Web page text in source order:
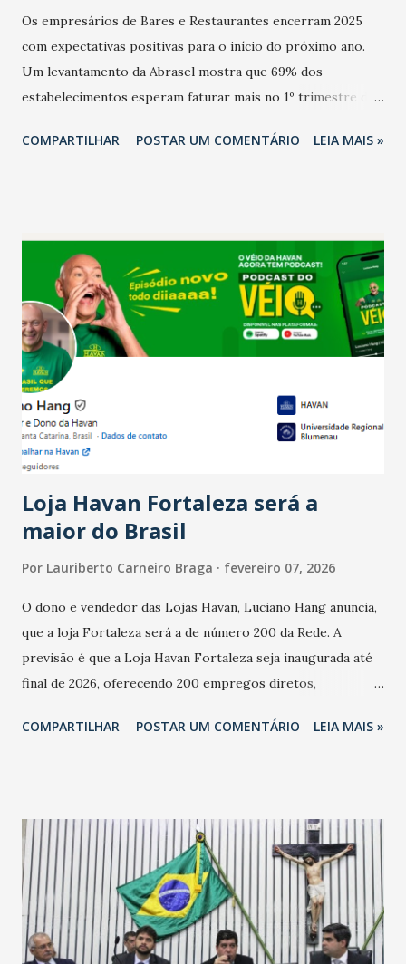
Os empresários de Bares e Restaurantes encerram 2025
com expectativas positivas para o início do próximo ano.
Um levantamento da Abrasel mostra que 69% dos
estabelecimentos esperam faturar mais no 1º trimestre de
relação ao último trimestre deste ano, 56% também
confraternizações de fim de ano e pelo pagamento do 13º
Salário para um número maior de trabalhadores, já que o
país tem a menor taxa de desemprego dos anos recentes.
Ainda segundo a Pesquisa, em novembro de 2025, 40% dos
bares e restaurantes operaram com lucro e outros 40%
registraram equilíbrio financeiro. Já o percentual de
estabelecimentos no prejuízo ficou em 19%, pouco abaixo
do observado no mês anterior. Outros 1% não existiam em
novembro. Em relação a outubro, o faturamento também
COMPARTILHAR POSTAR UM COMENTÁRIO LEIA MAIS »
Loja Havan Fortaleza será a
maior do Brasil
Por Lauriberto Carneiro Braga fevereiro 07, 2026
O dono e vendedor das Lojas Havan, Luciano Hang anuncia,
que a loja Fortaleza será a de número 200 da Rede. A
previsão é que a Loja Havan Fortaleza seja inaugurada até
final de 2026, oferecendo 200 empregos diretos,
Havan Fortaleza ainda não foi anunciada oficialmente, mas
COMPARTILHAR POSTAR UM COMENTÁRIO LEIA MAIS »